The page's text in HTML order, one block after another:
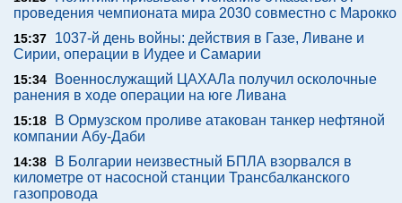
проведения чемпионата мира 2030 совместно с Марокко
15:37
1037-й день войны: действия в Газе, Ливане и
Сирии, операции в Иудее и Самарии
15:34
Военнослужащий ЦАХАЛа получил осколочные
ранения в ходе операции на юге Ливана
15:18
В Ормузском проливе атакован танкер нефтяной
компании Абу-Даби
14:38
В Болгарии неизвестный БПЛА взорвался в
километре от насосной станции Трансбалканского
газопровода